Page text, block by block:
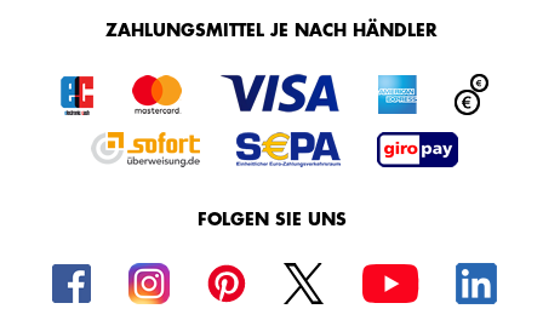
ZAHLUNGSMITTEL JE NACH HÄNDLER
FOLGEN SIE UNS